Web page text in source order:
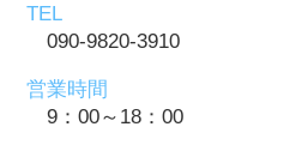
TEL
090-9820-3910
営業時間
9：00～18：00